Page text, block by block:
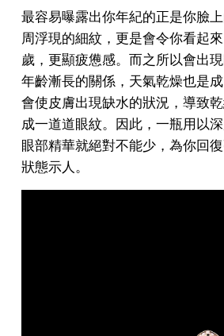
最容易曝露出你年紀的正是你臉
周浮現的細紋，更是會令你看起
歲，更顯疲憊感。而之所以會出
年齡漸長的關係，天氣乾燥也是
會使皮膚出現缺水的狀況，導致
成一道道眼紋。因此，一瓶用以
眼部精華就絕對不能少，為你回
狀態示人。